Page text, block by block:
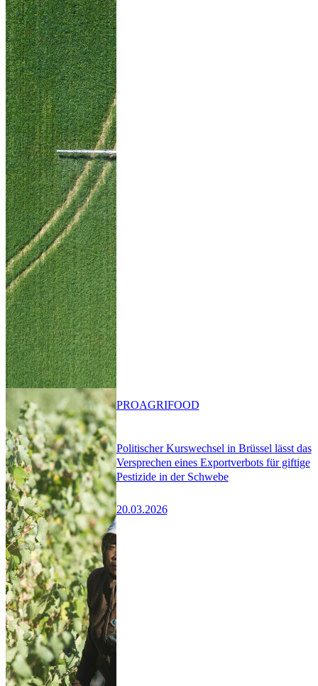
Politischer Kurswechsel in Brüssel lässt das
Versprechen eines Exportverbots für giftige
Pestizide in der Schwebe
20.03.2026
PROAGRIFOOD